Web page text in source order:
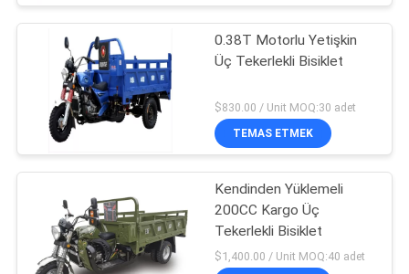
0.38T Motorlu Yetişkin
Üç Tekerlekli Bisiklet
$830.00 / Unit MOQ:30 adet
TEMAS ETMEK
Kendinden Yüklemeli
200CC Kargo Üç
Tekerlekli Bisiklet
$1,400.00 / Unit MOQ:40 adet